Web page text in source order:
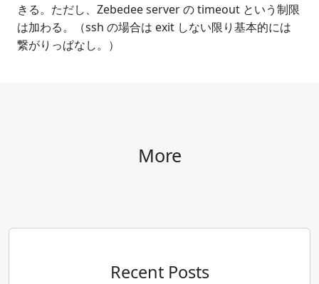
きる。ただし、Zebedee server の timeout という制限
は加わる。（ssh の場合は exit しない限り基本的には
繋がりっぱなし。）
More
Recent Posts